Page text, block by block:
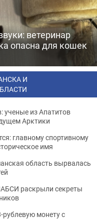
ветеринар
опасна для кошек
И
ученые из Апатитов
Арктики
главному спортивному
имя
область вырвалась
раскрыли секреты
монету с